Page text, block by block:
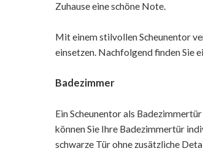
Zuhause eine schöne Note.
Mit einem stilvollen Scheunentor
einsetzen. Nachfolgend finden Sie
Badezimmer
Ein Scheunentor als
können Sie Ihre Badezimmertür
schwarze Tür ohne zusätzliche